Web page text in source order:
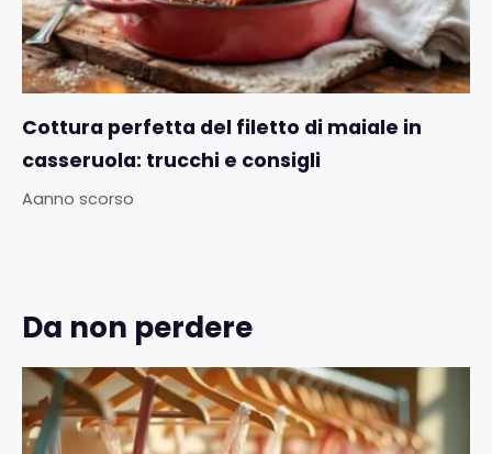
Cottura perfetta del filetto di maiale in
casseruola: trucchi e consigli
Aanno scorso
Da non perdere